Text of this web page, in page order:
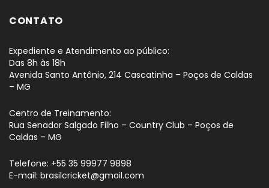
CONTATO
Expediente e Atendimento ao público:
Das 8h às 18h
Avenida Santo Antônio, 214 Cascatinha – Poços de Caldas
– MG
Centro de Treinamento:
Rua Senador Salgado Filho – Country Club – Poços de
Caldas – MG
Telefone: +55 35 99977 9898
E-mail: brasilcricket@gmail.com